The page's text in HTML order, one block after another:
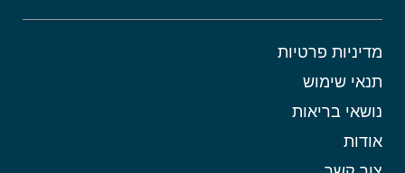
מדיניות פרטיות
תנאי שימוש
נושאי בריאות
אודות